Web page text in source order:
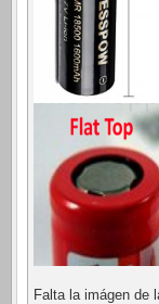
Falta la imágen de